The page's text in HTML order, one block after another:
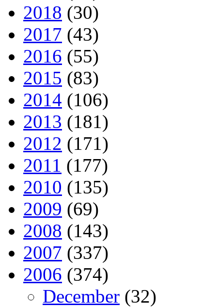
2018 (30)
2017 (43)
2016 (55)
2015 (83)
2014 (106)
2013 (181)
2012 (171)
2011 (177)
2010 (135)
2009 (69)
2008 (143)
2007 (337)
2006 (374)
December (32)